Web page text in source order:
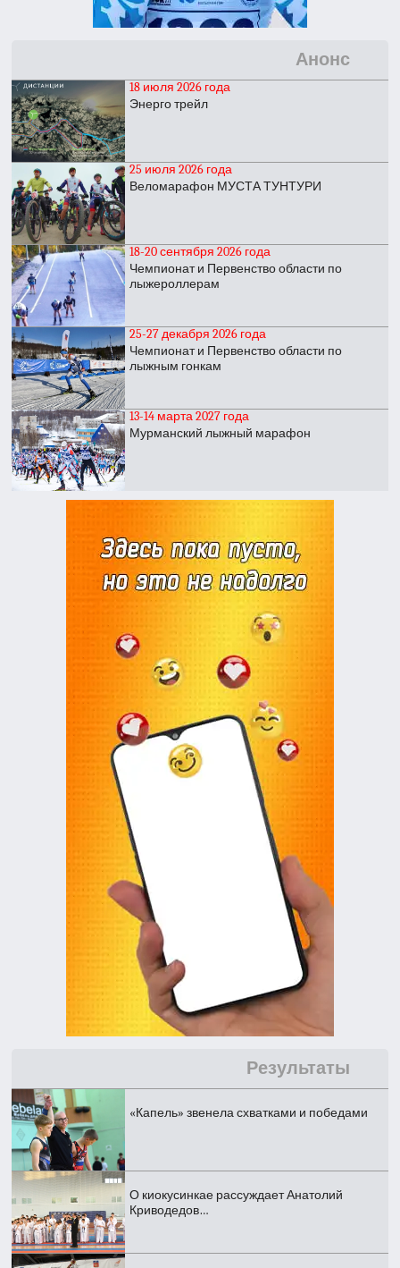
Анонс
18 июля 2026 года
Энерго трейл
25 июля 2026 года
Веломарафон МУСТА ТУНТУРИ
18-20 сентября 2026 года
Чемпионат и Первенство области по
лыжероллерам
25-27 декабря 2026 года
Чемпионат и Первенство области по
лыжным гонкам
13-14 марта 2027 года
Мурманский лыжный марафон
Результаты
«Капель» звенела схватками и победами
О киокусинкае рассуждает Анатолий
Криводедов…